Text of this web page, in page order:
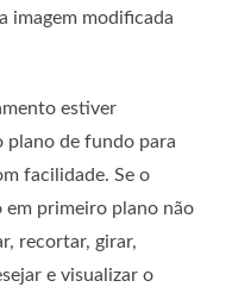
imagem modificada
estiver
plano de fundo para
facilidade. Se o
primeiro plano não
recortar, girar,
e visualizar o